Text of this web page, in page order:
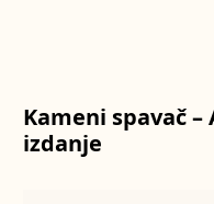
Kameni spavač
izdanje